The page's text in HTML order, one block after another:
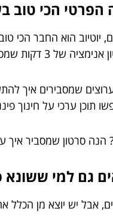
יוטיוב הוא החבר הכי
את זה בצורה שאי אפשר לשכוח.
ערוצים שמסבירים
תוכן ערכי על חינוך
הנה סרטון שמסביר
אבל יש יוצא מן הכלל